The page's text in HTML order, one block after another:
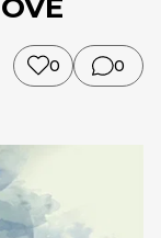
0 0